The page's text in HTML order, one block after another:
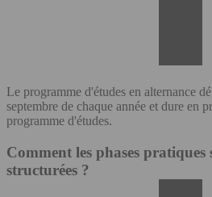
Le programme d'études en alternance
septembre de chaque année et dure en
programme d'études.
Comment les phases pratiques
structurées ?